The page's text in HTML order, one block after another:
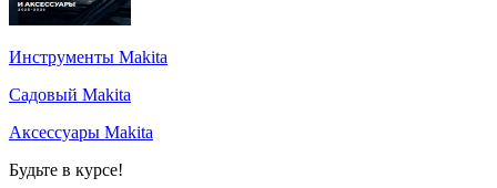
Инструменты Makita
Садовый Makita
Аксессуары Makita
Будьте в курсе!